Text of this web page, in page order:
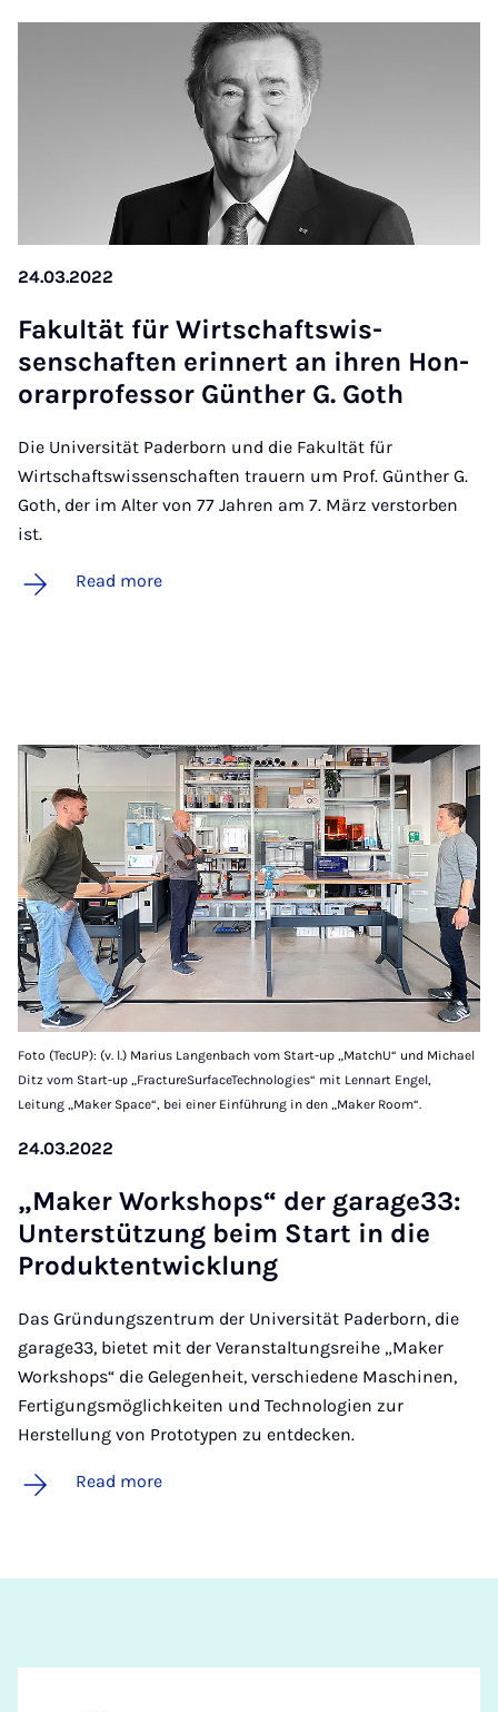
24.03.2022
Fak­ultät für Wirtschaft­swis­
senschaften erin­nert an ihren Hon­
or­ar­pro­fess­or Gün­ther G. Goth
Die Universität Paderborn und die Fakultät für
Wirtschaftswissenschaften trauern um Prof. Günther G.
Goth, der im Alter von 77 Jahren am 7. März verstorben
ist.
Read more
Foto (TecUP): (v. l.) Marius Langenbach vom Start-up „MatchU“ und Michael
Ditz vom Start-up „FractureSurfaceTechnologies“ mit Lennart Engel,
Leitung „Maker Space“, bei einer Einführung in den „Maker Room“.
24.03.2022
„Maker Work­shops“ der gar­age33:
Un­ter­stützung beim Start in die
Produk­tentwicklung
Das Gründungszentrum der Universität Paderborn, die
garage33, bietet mit der Veranstaltungsreihe „Maker
Workshops“ die Gelegenheit, verschiedene Maschinen,
Fertigungsmöglichkeiten und Technologien zur
Herstellung von Prototypen zu entdecken.
Read more